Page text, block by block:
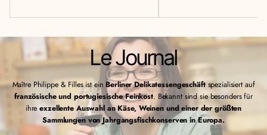
Le Journal
Maître Philippe & Filles ist ein Berliner Delikatessengeschäftspezialisiert auf
französische und portugiesische Feinkost. Bekannt sind sie besonders für
ihreexzellente Auswahl an Käse, Weinen und einer der größten
Sammlungen von Jahrgangsfischkonserven in Europa.